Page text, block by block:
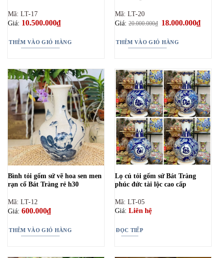
Mã: LT-17
Giá: 10.500.000₫
THÊM VÀO GIỎ HÀNG
Mã: LT-20
Giá:20.000.000₫ Giá
20.000.000₫.
18.000.000₫Giá
hiện
THÊM VÀO GIỎ HÀNG
Bình tỏi gốm sứ vẽ hoa sen men
rạn cổ Bát Tràng rẻ h30
Mã: LT-12
Giá: 600.000₫
THÊM VÀO GIỎ HÀNG
Lọ củ tỏi gốm sứ Bát Tràng
phúc đức tài lộc cao cấp
Mã: LT-05
Giá: Liên hệ
ĐỌC TIẾP